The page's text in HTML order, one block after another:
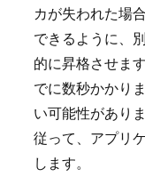
カが失われた場
できるように、
的に昇格させま
でに数秒かかり
い可能性があり
従って、アプリ
します。